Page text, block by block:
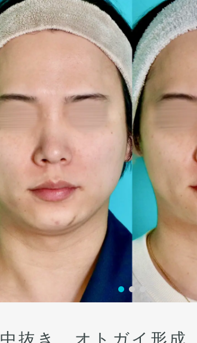
中抜き、オトガイ形成、